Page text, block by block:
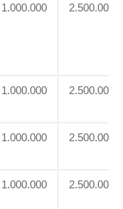
1.000.000 2.500.000
1.000.000 2.500.000
1.000.000 2.500.000
1.000.000 2.500.000